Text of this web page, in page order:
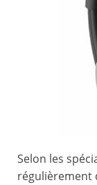
Selon les
régulièrement